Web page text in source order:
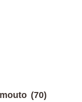
(70)